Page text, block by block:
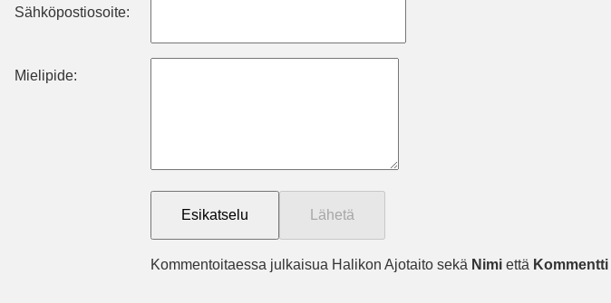
Sähköpostiosoite:
Mielipide:
Kommentoitaessa julkaisua Halikon Ajotaito sekä Nimi että Kommentti